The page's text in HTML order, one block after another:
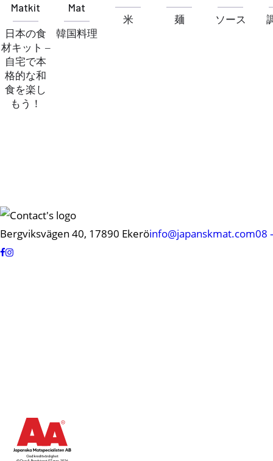
Matkit
日本の食
材キット –
自宅で本
格的な和
食を楽し
もう！
Mat
韓国料理
米 麺 ソース
Bergviksvägen 40, 17890 Ekeröinfo@japanskmat.com08